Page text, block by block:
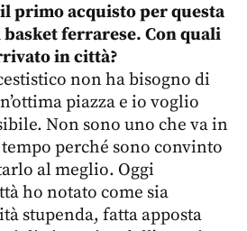
primo acquisto per questa
ferrarese. Con quali
in città?
non ha bisogno di
piazza e io voglio
Non sono uno che va in
perché sono convinto
al meglio. Oggi
ho notato come sia
stupenda, fatta apposta